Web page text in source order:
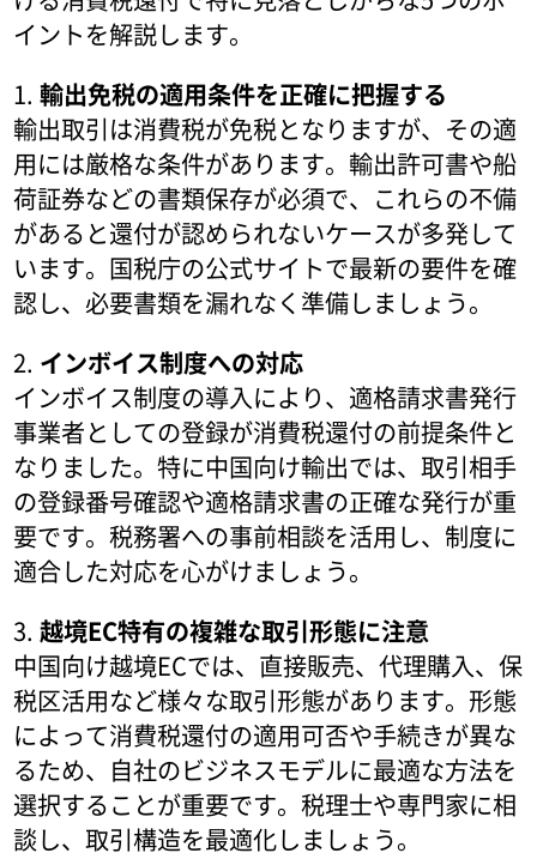
イントを解説します。
1.輸出免税の適用条件を正確に把握する
輸出取引は消費税が免税となりますが、その適
用には厳格な条件があります。輸出許可書や船
荷証券などの書類保存が必須で、これらの不備
があると還付が認められないケースが多発して
います。国税庁の公式サイトで最新の要件を確
認し、必要書類を漏れなく準備しましょう。
2. インボイス制度への対応
インボイス制度の導入により、適格請求書発行
事業者としての登録が消費税還付の前提条件と
なりました。特に中国向け輸出では、取引相手
の登録番号確認や適格請求書の正確な発行が重
要です。税務署への事前相談を活用し、制度に
適合した対応を心がけましょう。
3.越境EC特有の複雑な取引形態に注意
中国向け越境ECでは、直接販売、代理購入、保
税区活用など様々な取引形態があります。形態
によって消費税還付の適用可否や手続きが異な
るため、自社のビジネスモデルに最適な方法を
選択することが重要です。税理士や専門家に相
談し、取引構造を最適化しましょう。